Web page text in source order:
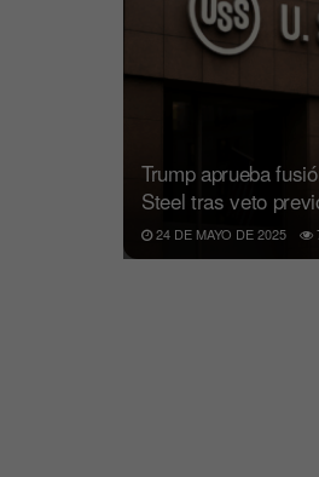
Trump aprueba
Steel tras veto
24 DE MAYO DE 2025